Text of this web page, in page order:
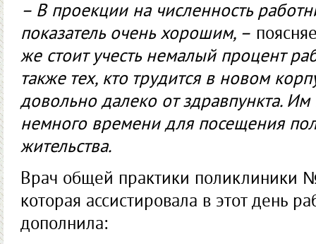
– В проекции на численность
показатель очень хорошим, –
же стоит учесть немалый процент
также тех, кто трудится в новом
довольно далеко от здравпункта.
немного времени для посещения
жительства.
Врач общей практики поликлиники
которая ассистировала в этот день
дополнила: